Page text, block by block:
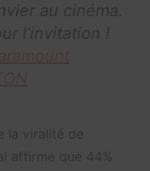
au cinéma.
l’invitation !
la viralité de
affirme que 44%